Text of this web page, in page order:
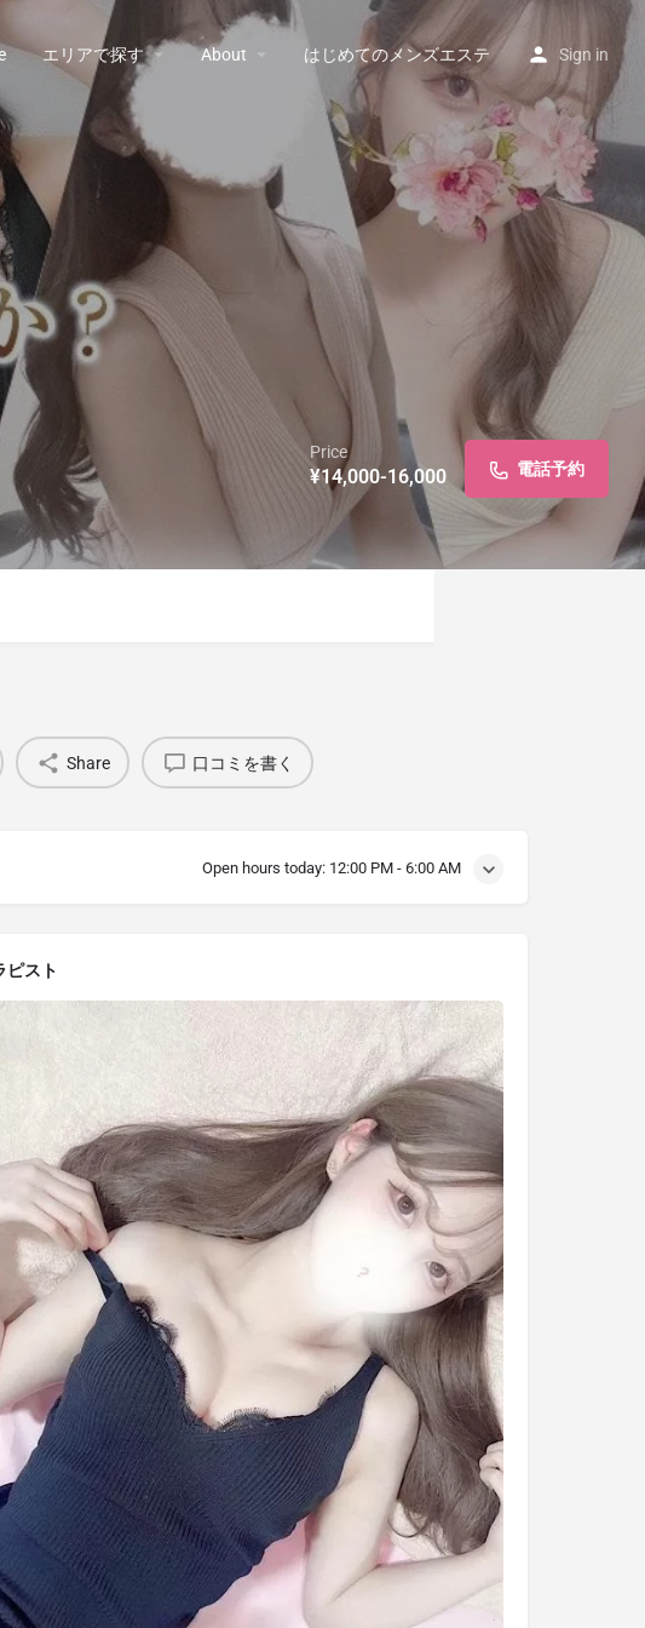
エリアで探す About はじめてのメンズエステ Sign in
Price
¥14,000-16,000 電話予約
Share 口コミを書く
Open hours today: 12:00 PM - 6:00 AM
ピスト